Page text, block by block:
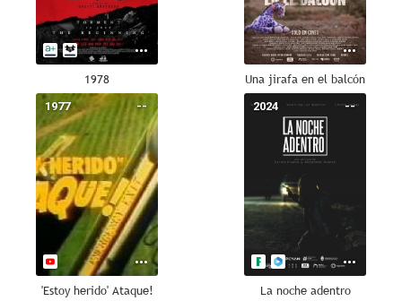
1978 Una jirafa en el balcón
--
1977
'Estoy herido' Ataque!
--
2024
La noche adentro